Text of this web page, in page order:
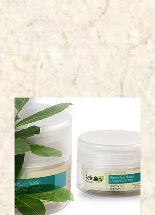
mate que irão transformar a sua
pele. Rico em vitaminas e
flavonoides, inibe a destruição do
colágeno, prolongando a juventude
da pele. Conheça nossa linha facial
e descubra uma pele nutrida,
uniforme e mais jovem.